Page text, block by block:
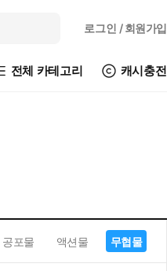
로그인 / 회원가입
전체 카테고리 캐시충전
공포물 액션물 무협물